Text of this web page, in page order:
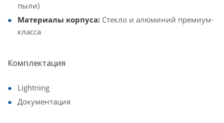
пыли)
Материалы корпуса: Стекло и алюминий премиум-
класса
Комплектация
Lightning
Документация